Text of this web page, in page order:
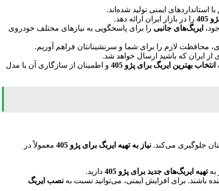
ایمنی تولید شده‌اند.
را در بازار ایران ارائه دهد.
ایربگ‌های جانبی را برای پاسخگویی به نیازهای مختلف خودروی
محافظت لازم را برای شما و سرنشینانتان فراهم آوریم.
ایران که باشید ارسال خواهد شد.
انتخاب بهترین ایربگ برای پژو 405
و اطمینان از سازگاری آن با مدل
جلوگیری می‌کند. نیاز به تهیه ایربگ برای پژو 405
معمولاً در
بهتهیه ایربگ‌های جدید برای پژو 405
دارید.
نصب ایربگ